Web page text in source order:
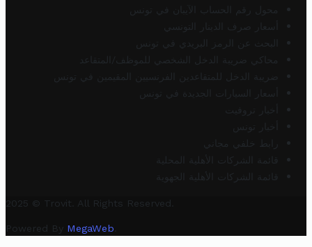
محول رقم الحساب الآيبان في تونس
أسعار صرف الدينار التونسي
البحث عن الرمز البريدي في تونس
محاكي ضريبة الدخل الشخصي للموظف/المتقاعد
ضريبة الدخل للمتقاعدين الفرنسيين المقيمين في تونس
أسعار السيارات الجديدة في تونس
أخبار تروفيت
أخبار تونس
رابط خلفي مجاني
قائمة الشركات الأهلية المحلية
قائمة الشركات الأهلية الجهوية
2025 © Trovit. All Rights Reserved.
Powered By MegaWeb